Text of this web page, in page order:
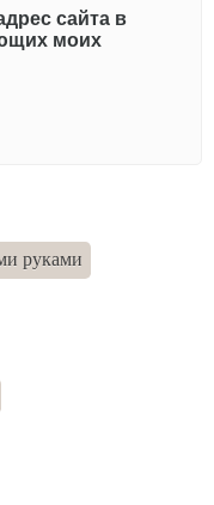
сайта в
моих
руками